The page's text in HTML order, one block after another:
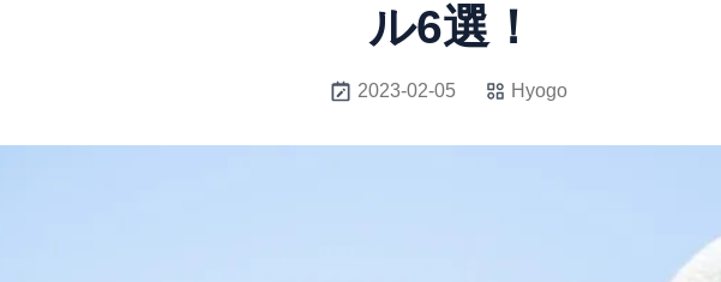
ル6選！
2023-02-05 Hyogo